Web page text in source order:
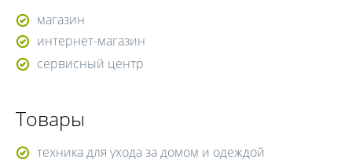
магазин
интернет-магазин
сервисный центр
Товары
техника для ухода за домом и одеждой